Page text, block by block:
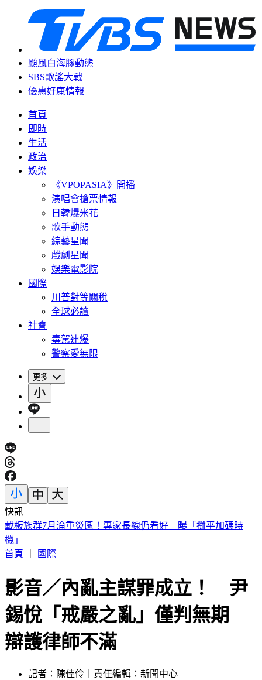
颱風白海豚動態
SBS歌謠大戰
優惠好康情報
首頁
即時
生活
政治
娛樂
《VPOPASIA》開播
演唱會搶票情報
日韓爆米花
歌手動態
綜藝星聞
戲劇星聞
娛樂電影院
國際
川普對等關稅
全球必讀
社會
毒駕連爆
警察愛無限
更多
快訊
劉亞仁「男男私密照」外流！高調索吻告白 韓網震撼：新男
友？
首頁
國際
影音／內亂主謀罪成立！ 尹
錫悅「戒嚴之亂」僅判無期
辯護律師不滿
記者：陳佳伶｜責任編輯：新聞中心